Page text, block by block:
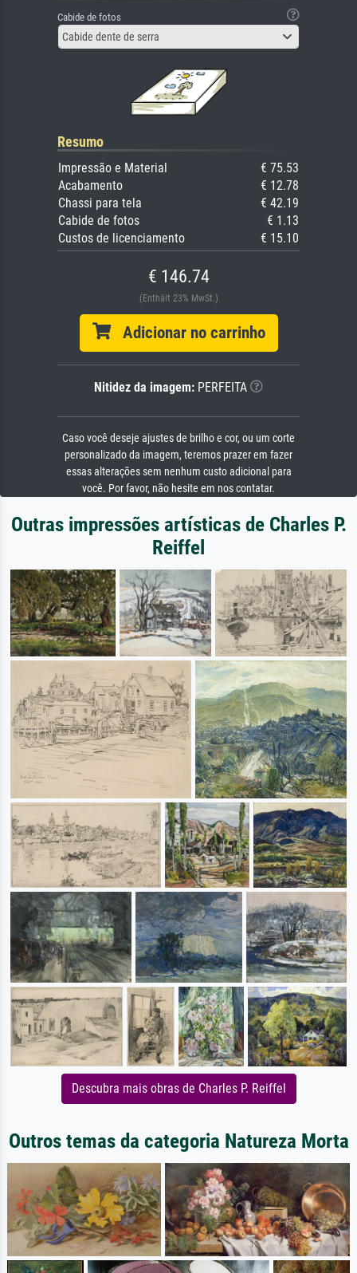
Cabide de fotos
Cabide dente de serra
Resumo
Impressão e Material
€ 75.53
Acabamento
€ 12.78
Chassi para tela
€ 42.19
Cabide de fotos
€ 1.13
Custos de licenciamento
€ 15.10
€ 146.74
(Enthält 23% MwSt.)
Adicionar no carrinho
Nitidez da imagem: PERFEITA
Caso você deseje ajustes de brilho e cor, ou um corte
personalizado da imagem, teremos prazer em fazer
essas alterações sem nenhum custo adicional para
você. Por favor, não hesite em nos contatar.
Outras impressões artísticas de Charles P.
Reiffel
Descubra mais obras de Charles P. Reiffel
Outros temas da categoria Natureza Morta